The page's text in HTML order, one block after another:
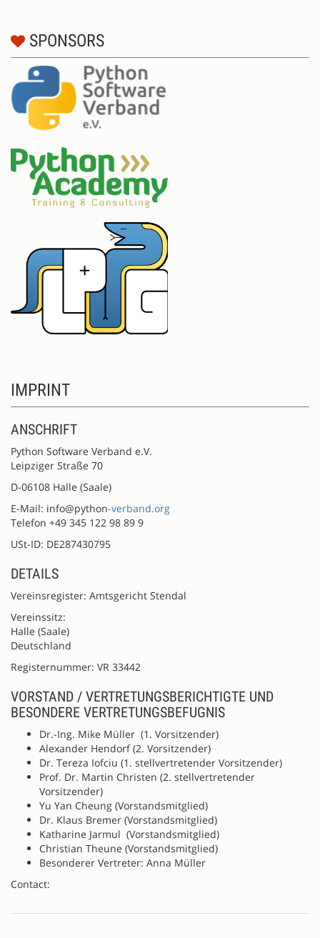
SPONSORS
IMPRINT
ANSCHRIFT
Python Software Verband e.V.
Leipziger Straße 70
D-06108 Halle (Saale)
E-Mail: info@python-verband.org
Telefon +49 345 122 98 89 9
USt-ID: DE287430795
DETAILS
Vereinsregister: Amtsgericht Stendal
Vereinssitz:
Halle (Saale)
Deutschland
Registernummer: VR 33442
VORSTAND / VERTRETUNGSBERICHTIGTE UND
BESONDERE VERTRETUNGSBEFUGNIS
Dr.-Ing. Mike Müller (1. Vorsitzender)
Alexander Hendorf (2. Vorsitzender)
Dr. Tereza Iofciu (1. stellvertretender Vorsitzender)
Prof. Dr. Martin Christen (2. stellvertretender
Vorsitzender)
Yu Yan Cheung (Vorstandsmitglied)
Dr. Klaus Bremer (Vorstandsmitglied)
Katharine Jarmul (Vorstandsmitglied)
Christian Theune (Vorstandsmitglied)
Besonderer Vertreter: Anna Müller
Contact: